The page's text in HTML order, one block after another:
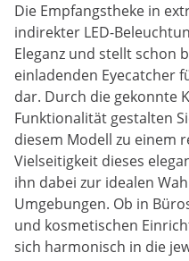
Die Empfangstheke in
indirekter LED-
Eleganz und stellt schon
einladenden Eyecatcher
dar. Durch die gekonnte
Funktionalität gestalten
diesem Modell zu einem
Vielseitigkeit dieses
ihn dabei zur idealen
Umgebungen. Ob in
und kosmetischen
sich harmonisch in die